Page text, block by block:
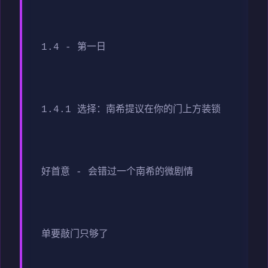
1.4 - 第一日
1.4.1 选择：南希提议在你的门上方装锁
好首意 - 会错过一个南希的微剧情
单要敲门只够了